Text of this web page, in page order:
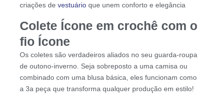
criações de vestuário que unem conforto e elegância
Colete Ícone em crochê com o
fio Ícone
Os coletes são verdadeiros aliados no seu guarda-roupa
de outono-inverno. Seja sobreposto a uma camisa ou
combinado com uma blusa básica, eles funcionam como
a 3a peça que transforma qualquer produção em estilo!